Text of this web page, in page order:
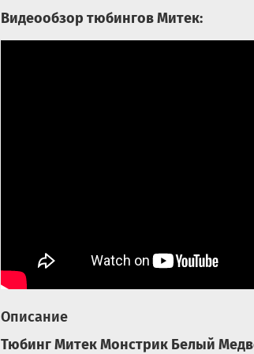
Видеообзор тюбингов Митек:
Описание
Тюбинг Митек Монстрик Белый